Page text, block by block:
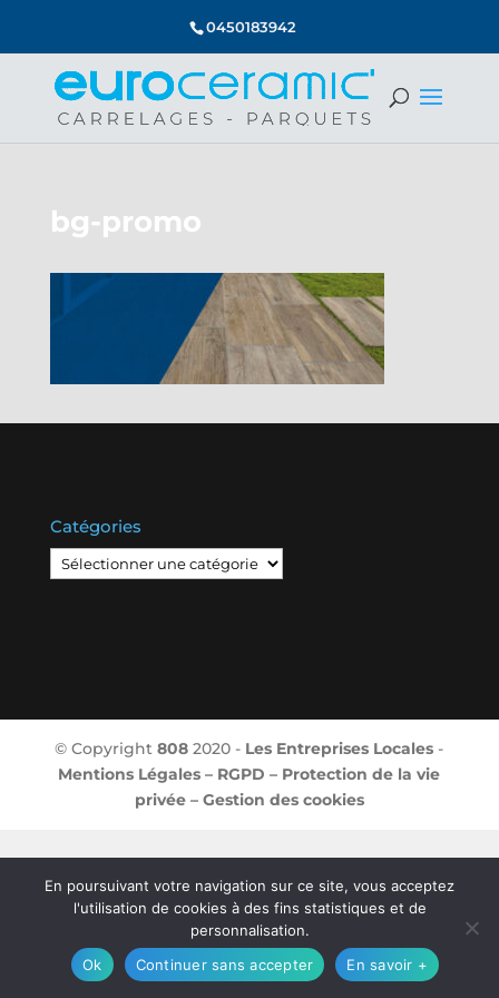
0450183942
bg-promo
Catégories
Catégories
© Copyright808 2020 - Les Entreprises Locales -
Mentions Légales – RGPD – Protection de la vie
privée – Gestion des cookies
En poursuivant votre navigation sur ce site, vous acceptez
l'utilisation de cookies à des fins statistiques et de
personnalisation.
Ok
Continuer sans accepter En savoir +